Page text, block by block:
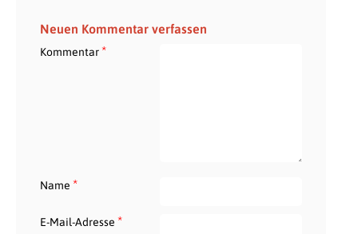
Neuen Kommentar verfassen
Kommentar*
Name *
E-Mail-Adresse *